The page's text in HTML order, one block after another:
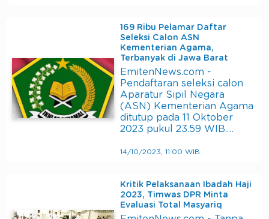
169 Ribu Pelamar Daftar
Seleksi Calon ASN
Kementerian Agama,
Terbanyak di Jawa Barat
EmitenNews.com -
Pendaftaran seleksi calon
Aparatur Sipil Negara
(ASN) Kementerian Agama
ditutup pada 11 Oktober
2023 pukul 23.59 WIB.…
14/10/2023, 11:00 WIB
Kritik Pelaksanaan Ibadah Haji
2023, Timwas DPR Minta
Evaluasi Total Masyariq